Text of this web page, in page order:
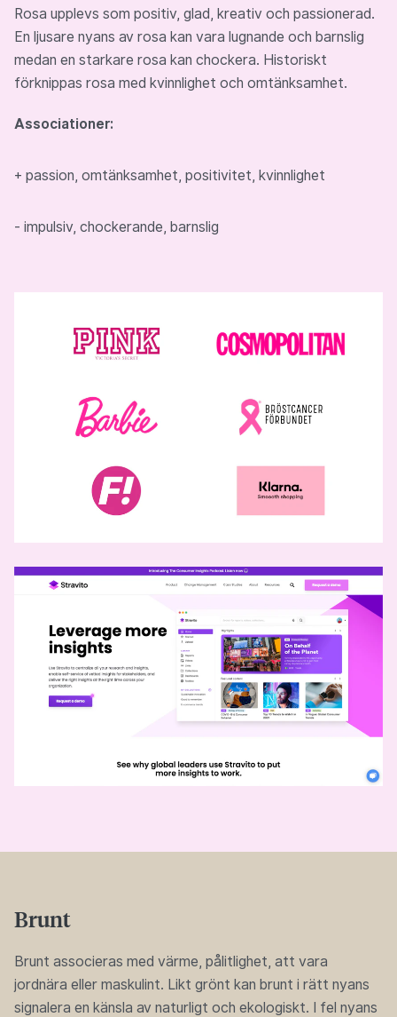
Rosa upplevs som positiv, glad, kreativ och passionerad.
En ljusare nyans av rosa kan vara lugnande och barnslig
medan en starkare rosa kan chockera. Historiskt
förknippas rosa med kvinnlighet och omtänksamhet.
Associationer:
+ passion, omtänksamhet, positivitet, kvinnlighet
- impulsiv, chockerande, barnslig
Brunt
Brunt associeras med värme, pålitlighet, att vara
jordnära eller maskulint. Likt grönt kan brunt i rätt nyans
signalera en känsla av naturligt och ekologiskt. I fel nyans